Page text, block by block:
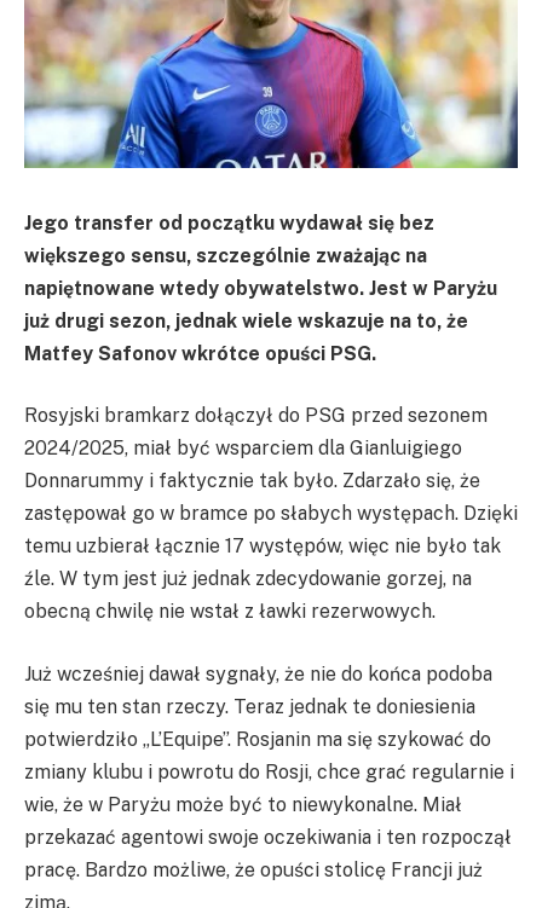
Jego transfer od początku wydawał się bez
większego sensu, szczególnie zważając na
napiętnowane wtedy obywatelstwo. Jest w Paryżu
już drugi sezon, jednak wiele wskazuje na to, że
Matfey Safonov wkrótce opuści PSG.
Rosyjski bramkarz dołączył do PSG przed sezonem
2024/2025, miał być wsparciem dla Gianluigiego
Donnarummy i faktycznie tak było. Zdarzało się, że
zastępował go w bramce po słabych występach. Dzięki
temu uzbierał łącznie 17 występów, więc nie było tak
źle. W tym jest już jednak zdecydowanie gorzej, na
obecną chwilę nie wstał z ławki rezerwowych.
Już wcześniej dawał sygnały, że nie do końca podoba
się mu ten stan rzeczy. Teraz jednak te doniesienia
potwierdziło „L’Equipe”. Rosjanin ma się szykować do
zmiany klubu i powrotu do Rosji, chce grać regularnie i
wie, że w Paryżu może być to niewykonalne. Miał
przekazać agentowi swoje oczekiwania i ten rozpoczął
pracę. Bardzo możliwe, że opuści stolicę Francji już
zimą.